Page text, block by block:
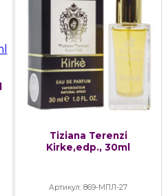
Tiziana Terenzi
Kirke,edp., 30ml
Артикул: 869-МПЛ-27